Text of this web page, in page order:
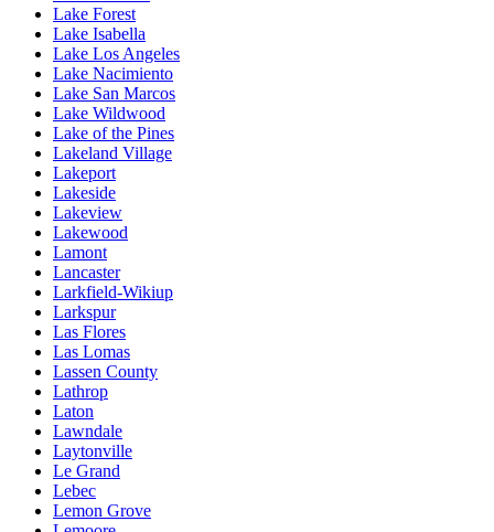
Lake Forest
Lake Isabella
Lake Los Angeles
Lake Nacimiento
Lake San Marcos
Lake Wildwood
Lake of the Pines
Lakeland Village
Lakeport
Lakeside
Lakeview
Lakewood
Lamont
Lancaster
Larkfield-Wikiup
Larkspur
Las Flores
Las Lomas
Lassen County
Lathrop
Laton
Lawndale
Laytonville
Le Grand
Lebec
Lemon Grove